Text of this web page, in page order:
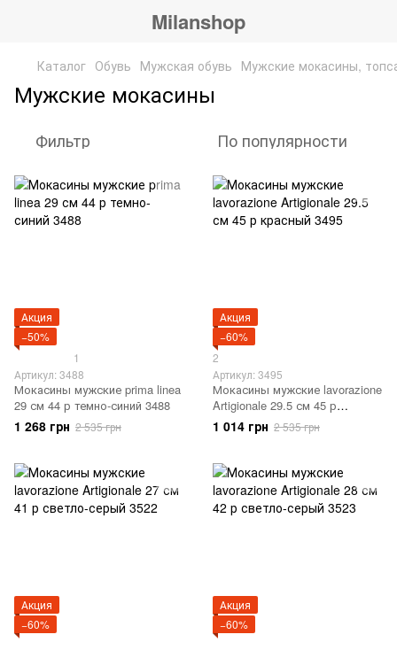
Milanshop
Каталог Обувь Мужская обувь Мужские мокасины,
Мужские мокасины
Фильтр По популярности
Акция
−50%
1
Артикул: 3488
Мокасины мужские prima linea
29 см 44 р темно-синий 3488
1 268 грн 2 535 грн
Акция
−60%
2
Артикул: 3495
Мокасины мужские lavorazione
Artigionale 29.5 см 45 р
красный 3495
1 014 грн 2 535 грн
Акция
−60%
Акция
−60%